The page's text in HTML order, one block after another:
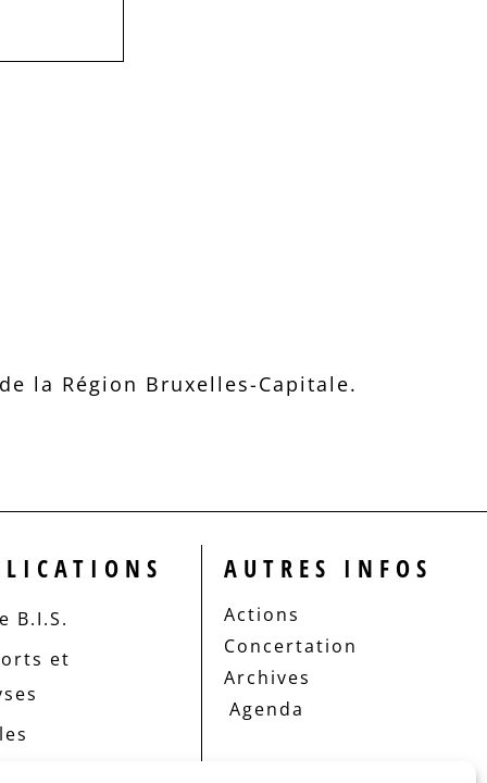
la Région Bruxelles-Capitale.
B.I.S.
et
AUTRES INFOS
Actions
Concertation
Archives
Agenda